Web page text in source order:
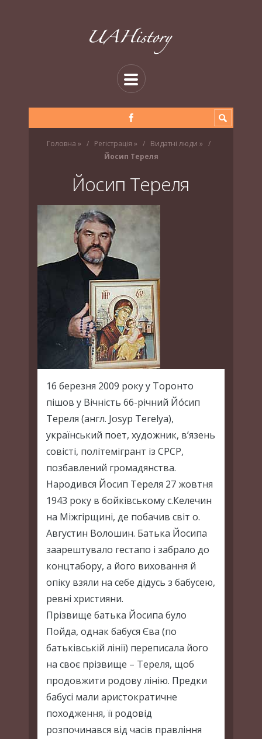
Головна » Регістрація » Видатні люди »
Йосип Тереля
Йосип Тереля
16 березня 2009 року у Торонто
пішов у Вічність 66-річний Йо́сип
Тереля (англ. Josyp Terelya),
український поет, художник, в’язень
совісті, політемігрант із СРСР,
позбавлений громадянства.
Народився Йосип Тереля 27 жовтня
1943 року в бойківському с.Келечин
на Міжгірщині, де побачив світ о.
Августин Волошин. Батька Йосипа
заарештувало гестапо і забрало до
концтабору, а його виховання й
опіку взяли на себе дідусь з бабусею,
ревні християни.
Прізвище батька Йосипа було
Пойда, однак бабуся Єва (по
батьківській лінії) переписала його
на своє прізвище – Тереля, щоб
продовжити родову лінію. Предки
бабусі мали аристократичне
походження, її родовід
розпочинався від часів правління